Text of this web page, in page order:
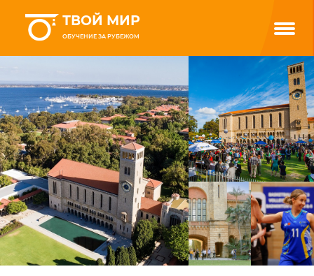
ТВОЙ МИР
ОБУЧЕНИЕ ЗА РУБЕЖОМ